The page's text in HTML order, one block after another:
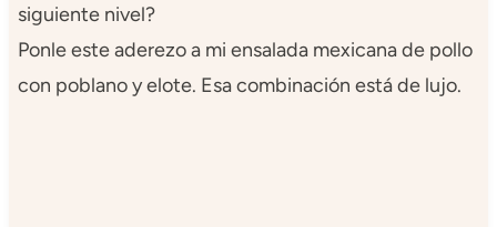
siguiente nivel?
Ponle este aderezo a mi ensalada mexicana de pollo
con poblano y elote. Esa combinación está de lujo.